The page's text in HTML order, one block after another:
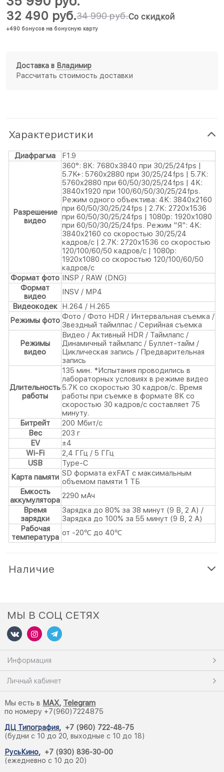
34 990 руб.
32 490 руб.
+490 бонусов на бонусную карту
Со скидкой
Доставка в Владимир
Рассчитать стоимость доставки
Характеристики
Диафрагма F1.9
Разрешение
видео
360°: 8K: 7680x3840 при 30/25/24fps |
5.7K+: 5760x2880 при 30/25/24fps | 5.7K:
5760x2880 при 60/50/30/25/24fps | 4K:
3840x1920 при 100/60/50/30/25/24fps.
Режим одного объектива: 4K: 3840x2160
при 60/50/30/25/24fps | 2.7K: 2720x1536
при 60/50/30/25/24fps | 1080p: 1920x1080
при 60/50/30/25/24fps. Режим "Я": 4K:
3840x2160 со скоростью 30/25/24
кадров/с | 2.7K: 2720x1536 со скоростью
120/100/60/50 кадров/с | 1080p:
1920x1080 со скоростью 120/100/60/50
кадров/с
Формат фото
INSP / RAW (DNG)
Формат
видео
INSV / MP4
Видеокодек
H.264 / H.265
Режимы фото Фото / Фото HDR / Интервальная съемка /
Звездный таймлпас / Серийная съемка
Режимы
видео
Видео / Активный HDR / Таймлапс /
Динамичный таймлапс / Буллет-тайм /
Циклическая запись / Предварительная
запись
Длительность
работы
135 мин. *Испытания проводились в
лабораторных условиях в режиме видео
5.7K со скоростью 30 кадров/с. Время
работы при съемке в формате 8K со
скоростью 30 кадров/с составляет 75
минуту.
Битрейт
200 Мбит/с
Вес
203 г
EV
±4
Wi-Fi
2,4 ГГц / 5 ГГц
USB
Type-C
Карта памяти SD формата exFAT с максимальным
объемом памяти 1 ТБ
Емкость
аккумулятора 2290 мАч
Время
зарядки
Зарядка до 80% за 38 минут (9 В, 2 А) /
Зарядка до 100% за 55 минут (9 В, 2 А)
Рабочая
температура от -20℃ до 40℃
Наличие
МЫ В СОЦ СЕТЯХ
Информация
Личный кабинет
Мы есть в MAX, Telegram
по номеру +7(960)7224875
ДЦ Типография, +7 (960) 722-48-75
(будни с 10 до 20, выходные с 10 до 18)
РусьКино, +7 (930) 836-30-00
(ежедневно с 10 до 20)